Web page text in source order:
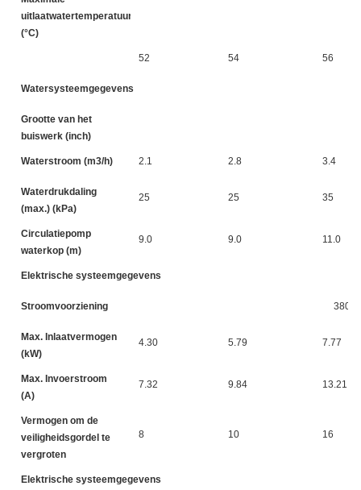
uitlaatwatertemperatuur
(°C)
52 54 56
Watersysteemgegevens
Grootte van het
buiswerk (inch)
Waterstroom (m3/h) 2.1 2.8 3.4
Waterdrukdaling
(max.) (kPa)
25 25 35
Circulatiepomp
waterkop (m)
9.0 9.0 11.0
Elektrische systeemgegevens
Stroomvoorziening 380-
Max. Inlaatvermogen
(kW)
4.30 5.79 7.77
Max. Invoerstroom
(A)
7.32 9.84 13.21
Vermogen om de
veiligheidsgordel te
vergroten
8 10 16
Elektrische systeemgegevens